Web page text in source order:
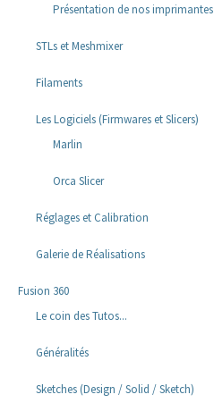
Présentation de nos imprimantes
STLs et Meshmixer
Filaments
Les Logiciels (Firmwares et Slicers)
Marlin
Orca Slicer
Réglages et Calibration
Galerie de Réalisations
Fusion 360
Le coin des Tutos...
Généralités
Sketches (Design / Solid / Sketch)